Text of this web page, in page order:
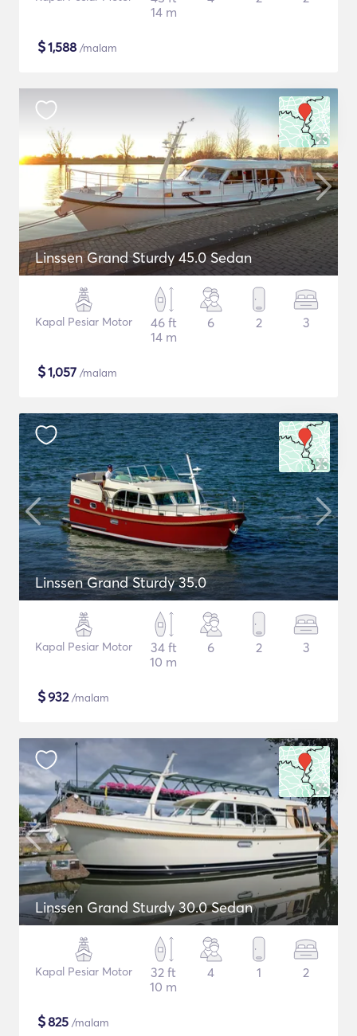
14 m
$1,588 /malam
Linssen Grand Sturdy 45.0 Sedan
Kapal Pesiar Motor
46 ft
14 m
6 2 3
$1,057 /malam
Linssen Grand Sturdy 35.0
Kapal Pesiar Motor
34 ft
10 m
6 2 3
$932/malam
Linssen Grand Sturdy 30.0 Sedan
Kapal Pesiar Motor
32 ft
10 m
4 1 2
$825 /malam